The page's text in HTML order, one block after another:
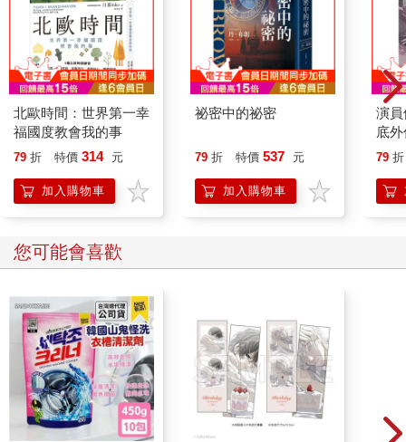
「這一年，就日本紀元而言為一整數，正是日本政府可以用來進
行國民精神教化、國家統合的一大良機。」
因此即使處於戰時體制下，不管是在日本、臺灣等地，都有
許多的奉祝活動，以臺灣為例，像是舉行紀念祭、展覽會、武道
大會等。透過日治時期臺灣人的日記，也記錄下紀元兩千六百年
的慶祝活動。如一九四〇年十一月十日，醫師吳新榮在日記寫
道：
「今天舉行紀元二千六百年紀念祭，街上有抬轎和其他遊行，熱
鬧滾滾。晚上在公會堂由街役場主辦的改姓名座談會。」
吳新榮是醫師，畢業自東京醫學專門學校，長期在臺南佳里
地區執業。他的日記反映當時臺灣南部的慶祝盛況，可知街上不
僅有抬轎遊行，在地方的公會堂還有舉辦改姓名的活動。所謂的
「改姓名」就是改成日本姓名，它是皇民化運動的一環，皇民化
運動除了改姓名之外，還有寺廟整理與正廳改善運動等。皇民化
運動主要與一九三七年日中戰爭爆發有關，隔年（一九三八
年），日本公布《國家總動員法》，其後施行於臺灣。臺灣總督
府開始管制物資的流通，如實施配給制度即為一例。透過吳新榮
日記，可知當時臺灣已籠罩在戰爭動員的氛圍之下。
然而，在此特別的時期，適逢皇紀兩千六百年。
北歐時間：世界第一幸
福國度教會我的事
79 折 特價 314 元
加入購物車
祕密中的祕密
79 折 特價 537 元
加入購物車
演
底
79 折
您可能會喜歡